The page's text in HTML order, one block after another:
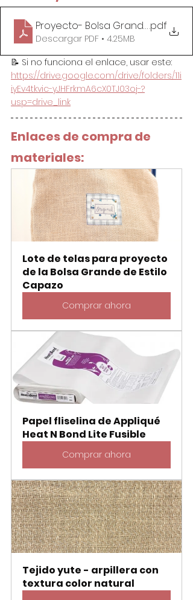
Proyecto- Bolsa Grande Estilo
.pdf
Descargar PDF • 4.25MB
📝 Si no funciona el enlace, usar este:
https://drive.google.com/drive/folders/11i
iyEv4tkvic-yJHFrkmA6cX0TJ03oj-?
usp=drive_link
Enlaces de compra de
materiales:
Lote de telas para proyecto
de la Bolsa Grande de Estilo
Capazo
Comprar ahora
Papel fliselina de Appliqué
Heat N Bond Lite Fusible
Comprar ahora
Tejido yute - arpillera con
textura color natural